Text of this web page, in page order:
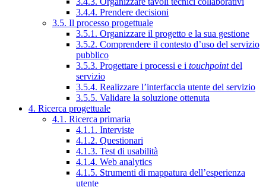
3.4.4. Prendere decisioni
3.5. Il processo progettuale
3.5.1. Organizzare il progetto e la sua gestione
3.5.2. Comprendere il contesto d’uso del servizio
pubblico
3.5.3. Progettare i processi e i touchpointdel
servizio
3.5.4. Realizzare l’interfaccia utente del servizio
3.5.5. Validare la soluzione ottenuta
4. Ricerca progettuale
4.1. Ricerca primaria
4.1.1. Interviste
4.1.2. Questionari
4.1.3. Test di usabilità
4.1.4. Web analytics
4.1.5. Strumenti di mappatura dell’esperienza
utente